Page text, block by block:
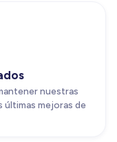
nuestras
últimas mejoras de